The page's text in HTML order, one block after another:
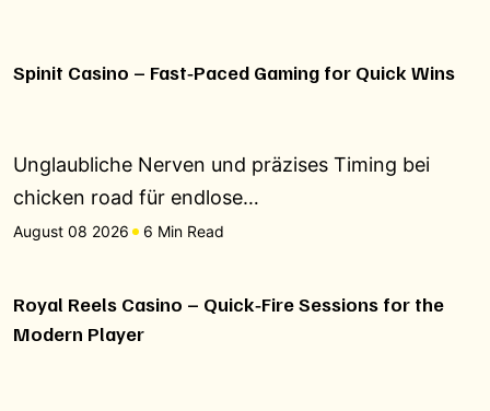
Spinit Casino – Fast‑Paced Gaming for Quick Wins
Unglaubliche Nerven und präzises Timing bei
chicken road für endlose…
August 08 2026 6 Min Read
Royal Reels Casino – Quick‑Fire Sessions for the
Modern Player